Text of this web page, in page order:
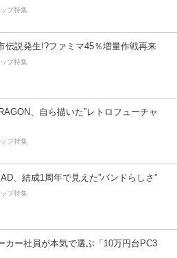
プ特集
伝説発生!?ファミマ45％増量作戦再来
プ特集
、自ら描いた”レトロフューチャ
プ特集
、結成1周年で見えた”バンドらしさ”
プ特集
カー社員が本気で選ぶ「10万円台PC3